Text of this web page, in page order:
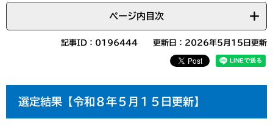
ページ内目次
記事ID：0196444 更新日：2026年5月15日更新
選定結果【令和８年５月１５日更新】